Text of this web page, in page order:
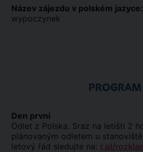
Název zájezdu v polském jazyce:
wypoczynek
PROGRAM
Den první
Odlet z Polska. Sraz na letišti 2
plánovaným odletem u
letový řád sledujte na: r.pl/